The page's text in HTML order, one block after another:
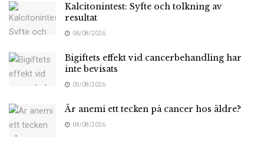
Kalcitonintest: Syfte och tolkning av
resultat
06/08/2026
Bigiftets effekt vid cancerbehandling har
inte bevisats
05/08/2026
Är anemi ett tecken på cancer hos äldre?
04/08/2026